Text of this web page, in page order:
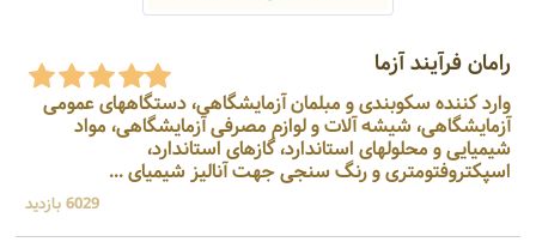
رامان فرآیند آزما
وارد کننده سکوبندی و مبلمان آزمایشگاهی، دستگاههای عمومی
آزمایشگاهی، شیشه آلات و لوازم مصرفی آزمایشگاهی، مواد
شیمیایی و محلولهای استاندارد، گازهای استاندارد،
اسپکتروفتومتری و رنگ سنجی جهت آنالیز شیمیای ...
6029 بازدید